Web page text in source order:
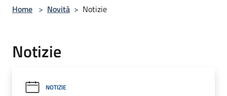
Home > Novità > Notizie
Notizie
NOTIZIE